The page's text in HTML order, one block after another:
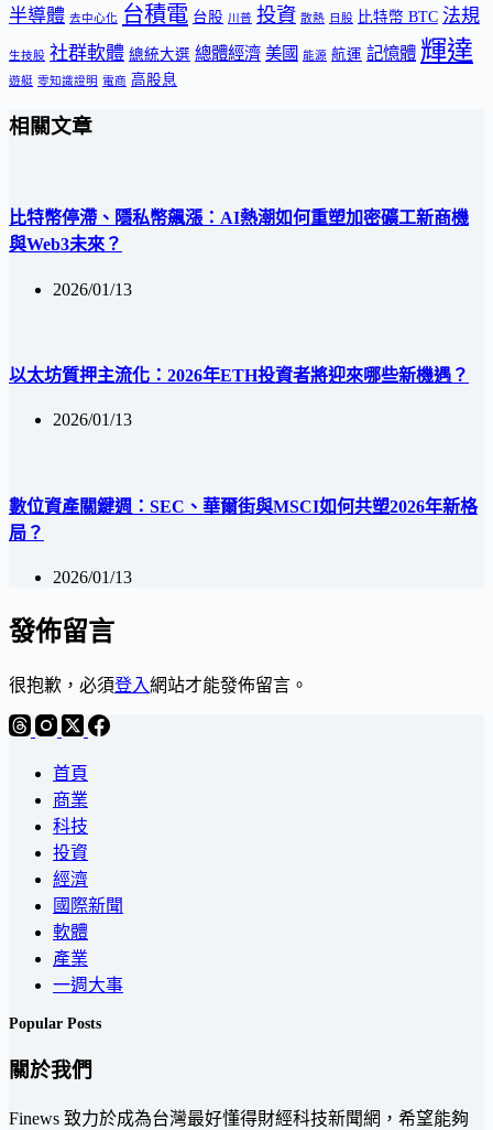
半導體 去中心化 台積電 台股 川普 投資 散熱 日股 比特幣 BTC 法規
生技股 社群軟體 總統大選 總體經濟 美國 能源 航運 記憶體 輝達
遊艇 零知識證明 電商 高股息
相關文章
比特幣停滯、隱私幣飆漲：AI熱潮如何重塑加密礦工新商機
與Web3未來？
2026/01/13
以太坊質押主流化：2026年ETH投資者將迎來哪些新機遇？
2026/01/13
數位資產關鍵週：SEC、華爾街與MSCI如何共塑2026年新格
局？
2026/01/13
發佈留言
很抱歉，必須登入網站才能發佈留言。
首頁
商業
科技
投資
經濟
國際新聞
軟體
產業
一週大事
Popular Posts
關於我們
Finews 致力於成為台灣最好懂得財經科技新聞網，希望能夠